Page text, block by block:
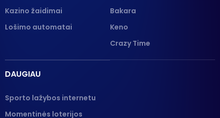
Kazino žaidimai
Lošimo automatai
Bakara
Keno
Crazy Time
DAUGIAU
Sporto lažybos internetu
Momentinės loterijos